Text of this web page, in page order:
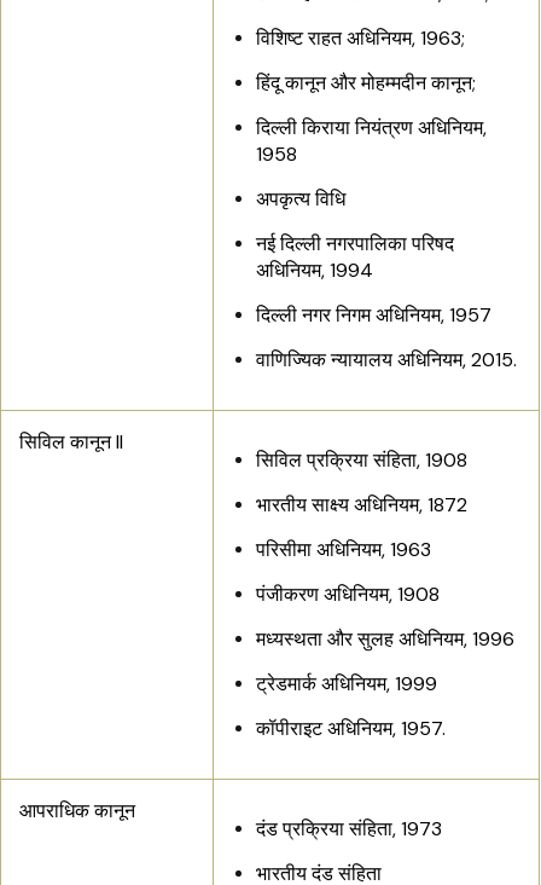
विशिष्ट राहत अधिनियम, 1963;
हिंदू कानून और मोहम्मदीन कानून;
दिल्ली किराया नियंत्रण अधिनियम,
1958
अपकृत्य विधि
नई दिल्ली नगरपालिका परिषद
अधिनियम, 1994
दिल्ली नगर निगम अधिनियम, 1957
वाणिज्यिक न्यायालय अधिनियम, 2015.
सिविल कानून II
सिविल प्रक्रिया संहिता, 1908
भारतीय साक्ष्य अधिनियम, 1872
परिसीमा अधिनियम, 1963
पंजीकरण अधिनियम, 1908
मध्यस्थता और सुलह अधिनियम, 1996
ट्रेडमार्क अधिनियम, 1999
कॉपीराइट अधिनियम, 1957.
आपराधिक कानून
दंड प्रक्रिया संहिता, 1973
भारतीय दंड संहिता